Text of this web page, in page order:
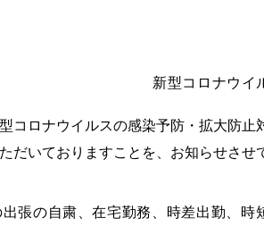
新型コロナウイ
コロナウイルスの感染予防・拡大防
だいておりますことを、お知らせさせ
張の自粛、在宅勤務、時差出勤、時